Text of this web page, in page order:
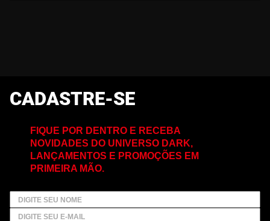
CADASTRE-SE
FIQUE POR DENTRO E RECEBA
NOVIDADES DO UNIVERSO DARK,
LANÇAMENTOS E PROMOÇÕES EM
PRIMEIRA MÃO.